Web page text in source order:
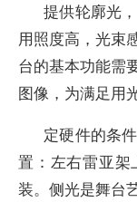
提供轮廓光
用照度高，光束
台的基本功能需
图像，为满足用
定硬件的条
置：左右雷亚架
装。侧光是舞台